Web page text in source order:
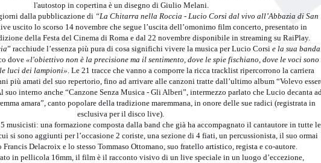
l'autostop in copertina è un disegno di Giulio Melani.
dalla pubblicazione di “La Chitarra nella Roccia - Lucio Corsi dal vivo all’Abbazia di San
uscito lo scorso 14 novembre che segue l’uscita dell’omonimo film concerto, presentato in
della Festa del Cinema di Roma e dal 22 novembre disponibile in streaming su RaiPlay.
” racchiude l’essenza più pura di cosa significhi vivere la musica per Lucio Corsi e la sua banda
dove«l'obiettivo non è la precisione ma il sentimento, dove le spie fischiano, dove le voci sono
luci dei lampioni». Le 21 tracce che vanno a comporre la ricca tracklist ripercorrono la carriera
più amati del suo repertorio, fino ad arrivare alle canzoni tratte dall’ultimo album “Volevo
suo interno anche “Canzone Senza Musica - Gli Alberi”, intermezzo parlato che Lucio decanta
amara”, canto popolare della tradizione maremmana, in onore delle sue radici (registrata in
esclusiva per il disco live).
musicisti: una formazione composta dalla band che già ha accompagnato il cantautore in tutte le
si sono aggiunti per l’occasione 2 coriste, una sezione di 4 fiati, un percussionista, il suo ormai
Delacroix e lo stesso Tommaso Ottomano, suo fratello artistico, regista e co-autore.
in pellicola 16mm, il film è il racconto visivo di un live speciale in un luogo d’eccezione,